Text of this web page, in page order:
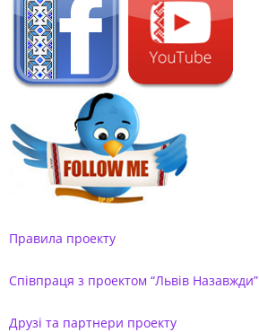
Правила проекту
Співпраця з проектом “Львів Назавжди”
Друзі та партнери проекту